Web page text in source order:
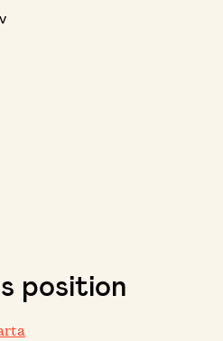
position